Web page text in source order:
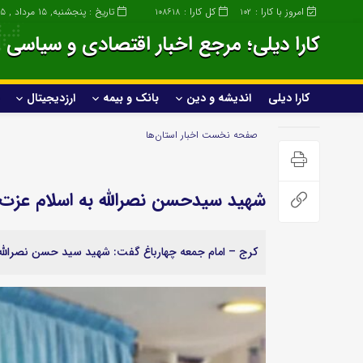
کل کارا : 108618 امروز با کارا : 102 تاریخ : پنجشنبه, ۱۵ مرداد , ۱۴۰۵
کارا دیلی؛ مرجع اخبار اقتصادی و
کارا دیلی اندیشه و دین بانک و بیمه ارزدیجیتال
خودرو و حمل و نقل
علمی و تکنولوژی
ورزشی
گردشگری و مهاجرت
صفحه نخست اخبار استان‌ها
شهید سیدحسن نصرالله به اسلام
کرج – امام جمعه چهارباغ گفت: شهید سید حسن